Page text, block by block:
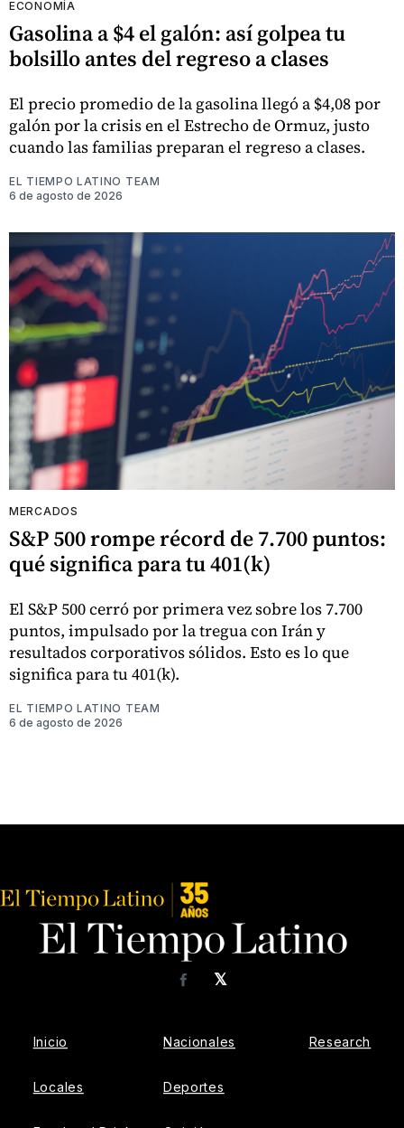
ECONOMÍA
Gasolina a $4 el galón: así golpea tu
bolsillo antes del regreso a clases
El precio promedio de la gasolina llegó a $4,08 por
galón por la crisis en el Estrecho de Ormuz, justo
cuando las familias preparan el regreso a clases.
EL TIEMPO LATINO TEAM
6 de agosto de 2026
MERCADOS
S&P 500 rompe récord de 7.700 puntos:
qué significa para tu 401(k)
El S&P 500 cerró por primera vez sobre los 7.700
puntos, impulsado por la tregua con Irán y
resultados corporativos sólidos. Esto es lo que
significa para tu 401(k).
EL TIEMPO LATINO TEAM
6 de agosto de 2026
𝕏
Facebook
Inicio
Locales
Nacionales
Deportes
Research